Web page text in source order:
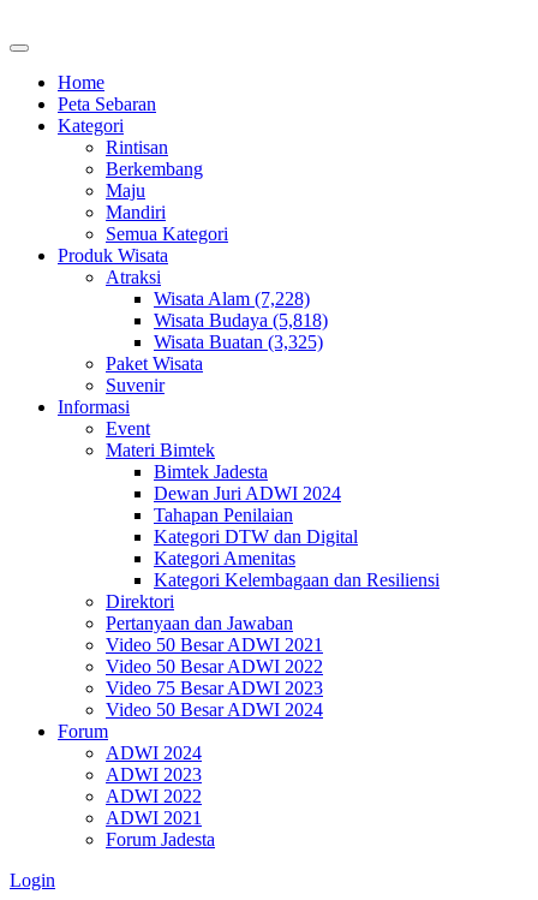
Home
Peta Sebaran
Kategori
Rintisan
Berkembang
Maju
Mandiri
Semua Kategori
Produk Wisata
Atraksi
Wisata Alam (7,228)
Wisata Budaya (5,818)
Wisata Buatan (3,325)
Paket Wisata
Suvenir
Informasi
Event
Materi Bimtek
Bimtek Jadesta
Dewan Juri ADWI 2024
Tahapan Penilaian
Kategori DTW dan Digital
Kategori Amenitas
Kategori Kelembagaan dan Resiliensi
Direktori
Pertanyaan dan Jawaban
Video 50 Besar ADWI 2021
Video 50 Besar ADWI 2022
Video 75 Besar ADWI 2023
Video 50 Besar ADWI 2024
Forum
ADWI 2024
ADWI 2023
ADWI 2022
ADWI 2021
Forum Jadesta
Login